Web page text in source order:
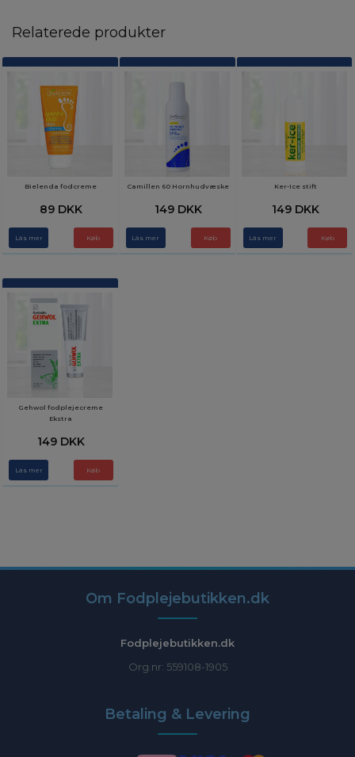
Relaterede produkter
Bielenda fodcreme
89 DKK
Läs mer
Camillen 60 Hornhudvæske
149 DKK
Läs mer
Ker-Ice stift
149 DKK
Läs mer
Gehwol fodplejecreme
Ekstra
149 DKK
Läs mer
Om Fodplejebutikken.dk
Fodplejebutikken.dk
Org.nr: 559108-1905
Betaling & Levering